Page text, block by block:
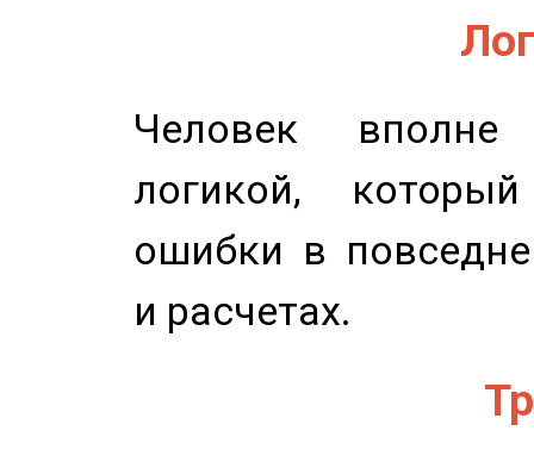
Человек
логикой,
ошибки в
и расчетах.